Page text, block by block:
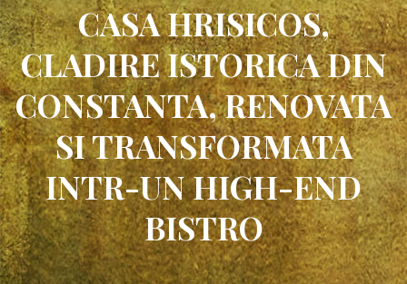
CASA HRISICOS,
CLADIRE ISTORICA DIN
CONSTANTA, RENOVATA
SI TRANSFORMATA
INTR-UN HIGH-END
BISTRO